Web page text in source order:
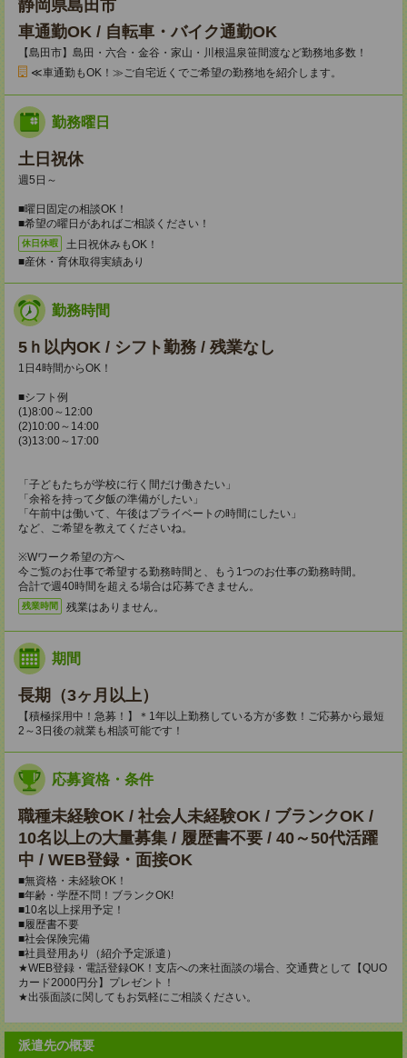
静岡県島田市
車通勤OK / 自転車・バイク通勤OK
【島田市】島田・六合・金谷・家山・川根温泉笹間渡など勤務地多数！
≪車通勤もOK！≫ご自宅近くでご希望の勤務地を紹介します。
勤務曜日
土日祝休
週5日～
■曜日固定の相談OK！
■希望の曜日があればご相談ください！
休日休暇
土日祝休みもOK！
■産休・育休取得実績あり
勤務時間
5ｈ以内OK / シフト勤務 / 残業なし
1日4時間からOK！
■シフト例
(1)8:00～12:00
(2)10:00～14:00
(3)13:00～17:00
「子どもたちが学校に行く間だけ働きたい」
「余裕を持って夕飯の準備がしたい」
「午前中は働いて、午後はプライベートの時間にしたい」
など、ご希望を教えてくださいね。
※Wワーク希望の方へ
今ご覧のお仕事で希望する勤務時間と、もう1つのお仕事の勤務時間。
合計で週40時間を超える場合は応募できません。
残業時間 残業はありません。
期間
長期（3ヶ月以上）
【積極採用中！急募！】＊1年以上勤務している方が多数！ご応募から最短
2～3日後の就業も相談可能です！
応募資格・条件
職種未経験OK / 社会人未経験OK / ブランクOK /
10名以上の大量募集 / 履歴書不要 / 40～50代活躍
中 / WEB登録・面接OK
■無資格・未経験OK！
■年齢・学歴不問！ブランクOK!
■10名以上採用予定！
■履歴書不要
■社会保険完備
■社員登用あり（紹介予定派遣）
★WEB登録・電話登録OK！支店への来社面談の場合、交通費として【QUO
カード2000円分】プレゼント！
★出張面談に関してもお気軽にご相談ください。
派遣先の概要